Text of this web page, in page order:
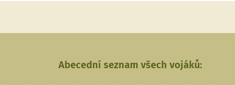
Abecední seznam všech vojáků: